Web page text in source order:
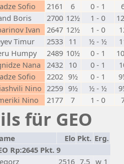
Sofio 2161 6 0 - 1
Boris 2700 12½ 1 - 0
Ivan 2647 12½ 1 - 0
Timur 2533 11 ½ - ½
Humpy 2489 10½ 0 - 1
Nana 2432 10 0 - 1
Sofio 2202 9½ 0 - 1
Nino 2259 9½ ½ - ½
Nino 2177 7 1 - 0
für GEO
Elo Pkt. Erg.
Rp:2645 Pkt. 9
2516 7,5 w 1